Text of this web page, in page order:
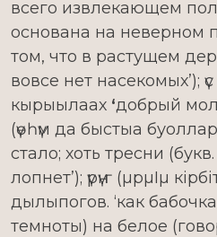
всего извлекающем
основана на неверном
том, что в растущем
вовсе нет насекомых’);
кырыылаах ‘добрый
(үѳһүм да быстыа
стало; хоть тресни
лопнет’); үрүҥ (µрµІµ
дылыпогов. ‘как
темноты) на белое